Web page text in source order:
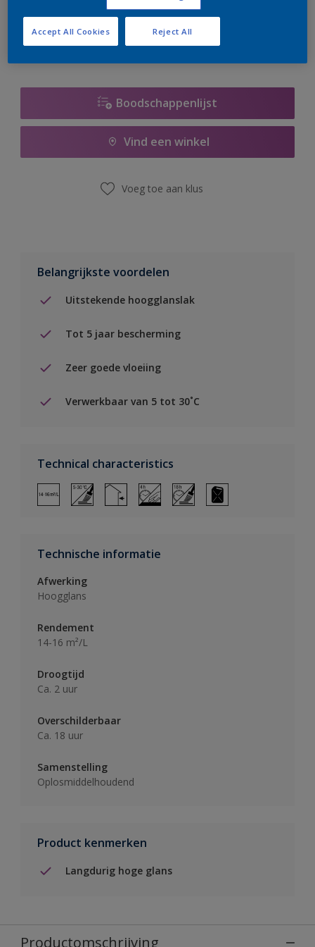
er hard aan om de voorraad aan te vullen.
Boodschappenlijst
Vind een winkel
Voeg toe aan klus
Belangrijkste voordelen
Uitstekende hoogglanslak
Tot 5 jaar bescherming
Zeer goede vloeiing
Verwerkbaar van 5 tot 30˚C
Technical characteristics
Technische informatie
Afwerking
Hoogglans
Rendement
14-16 m²/L
Droogtijd
Ca. 2 uur
Overschilderbaar
Ca. 18 uur
Samenstelling
Oplosmiddelhoudend
Product kenmerken
Langdurig hoge glans
Productomschrijving
Reject All
Accept All Cookies